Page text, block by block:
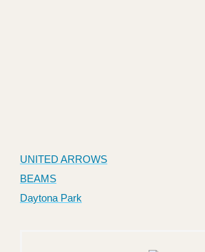
UNITED ARROWS
BEAMS
Daytona Park